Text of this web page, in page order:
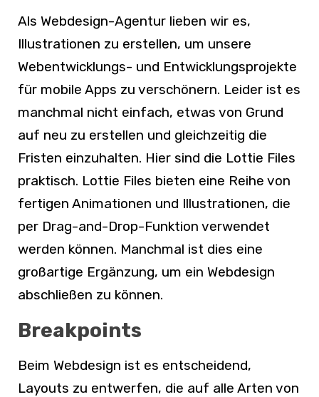
Als Webdesign-Agentur lieben wir es,
Illustrationen zu erstellen, um unsere
Webentwicklungs- und Entwicklungsprojekte
für mobile Apps zu verschönern. Leider ist es
manchmal nicht einfach, etwas von Grund
auf neu zu erstellen und gleichzeitig die
Fristen einzuhalten. Hier sind die Lottie Files
praktisch. Lottie Files bieten eine Reihe von
fertigen Animationen und Illustrationen, die
per Drag-and-Drop-Funktion verwendet
werden können. Manchmal ist dies eine
großartige Ergänzung, um ein Webdesign
abschließen zu können.
Breakpoints
Beim Webdesign ist es entscheidend,
Layouts zu entwerfen, die auf alle Arten von